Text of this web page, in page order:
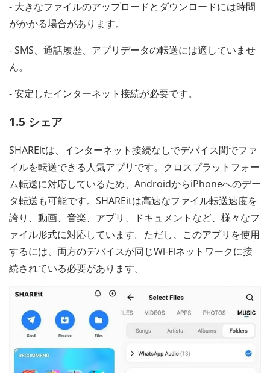
- 大きなファイルのアップロードとダウンロードには時間
がかかる場合があります。
- SMS、通話履歴、アプリデータの転送には適していませ
ん。
- 安定したインターネット接続が必要です。
1.5 シェア
SHAREitは、インターネット接続なしでデバイス間でファ
イルを転送できる人気アプリです。クロスプラットフォー
ム転送に対応しているため、AndroidからiPhoneへのデー
タ転送も可能です。SHAREitは高速なファイル転送速度を
誇り、動画、音楽、アプリ、ドキュメントなど、様々なフ
ァイル形式に対応しています。ただし、このアプリを使用
するには、両方のデバイスが同じWi-Fiネットワークに接
続されている必要があります。